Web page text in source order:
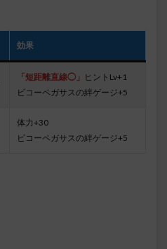
効果
「短距離直線◯」 ヒントLv+1
ビコーペガサスの絆ゲージ+5
体力+30
ビコーペガサスの絆ゲージ+5